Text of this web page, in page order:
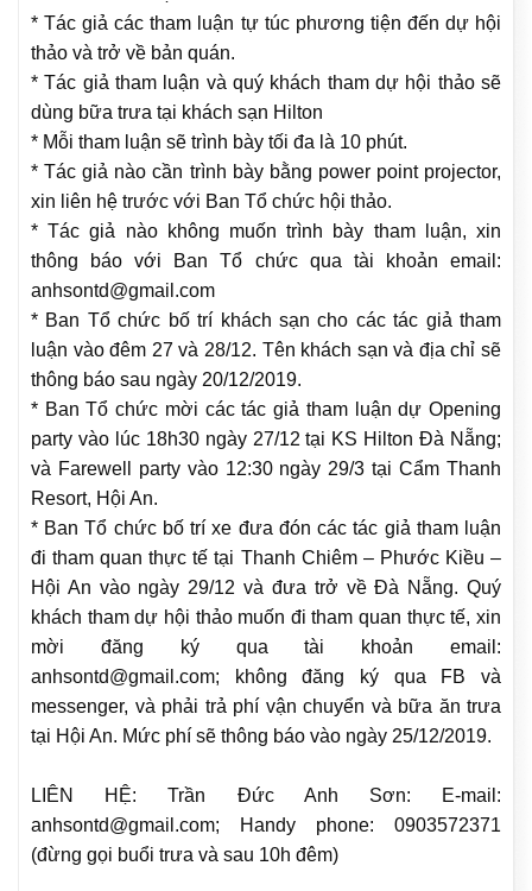
* Tác giả các tham luận tự túc phương tiện đến dự hội
thảo và trở về bản quán.
* Tác giả tham luận và quý khách tham dự hội thảo sẽ
dùng bữa trưa tại khách sạn Hilton
* Mỗi tham luận sẽ trình bày tối đa là 10 phút.
* Tác giả nào cần trình bày bằng power point projector,
xin liên hệ trước với Ban Tổ chức hội thảo.
* Tác giả nào không muốn trình bày tham luận, xin
thông báo với Ban Tổ chức qua tài khoản email:
anhsontd@gmail.com
* Ban Tổ chức bố trí khách sạn cho các tác giả tham
luận vào đêm 27 và 28/12. Tên khách sạn và địa chỉ sẽ
thông báo sau ngày 20/12/2019.
* Ban Tổ chức mời các tác giả tham luận dự Opening
party vào lúc 18h30 ngày 27/12 tại KS Hilton Đà Nẵng;
và Farewell party vào 12:30 ngày 29/3 tại Cẩm Thanh
Resort, Hội An.
* Ban Tổ chức bố trí xe đưa đón các tác giả tham luận
đi tham quan thực tế tại Thanh Chiêm – Phước Kiều –
Hội An vào ngày 29/12 và đưa trở về Đà Nẵng. Quý
khách tham dự hội thảo muốn đi tham quan thực tế, xin
mời đăng ký qua tài khoản email:
anhsontd@gmail.com; không đăng ký qua FB và
messenger, và phải trả phí vận chuyển và bữa ăn trưa
tại Hội An. Mức phí sẽ thông báo vào ngày 25/12/2019.
LIÊN HỆ: Trần Đức Anh Sơn: E-mail:
anhsontd@gmail.com; Handy phone: 0903572371
(đừng gọi buổi trưa và sau 10h đêm)